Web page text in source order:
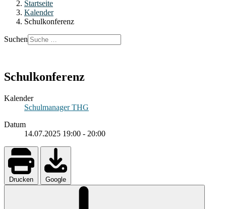
Startseite
Kalender
Schulkonferenz
Suchen
Schulkonferenz
Kalender
Schulmanager THG
Datum
14.07.2025 19:00 - 20:00
Drucken Google